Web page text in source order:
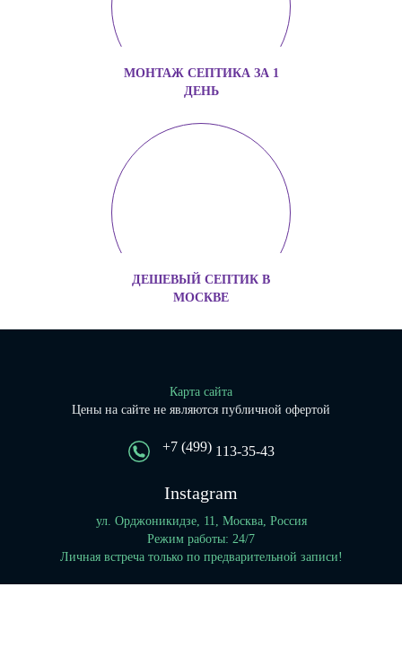
МОНТАЖ СЕПТИКА ЗА 1
ДЕНЬ
ДЕШЕВЫЙ СЕПТИК В
МОСКВЕ
Карта сайта
Цены на сайте не являются публичной офертой
+7 (499)113-35-43
Instagram
ул. Орджоникидзе, 11, Москва, Россия
Режим работы: 24/7
Личная встреча только по предварительной записи!